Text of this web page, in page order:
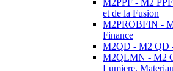
M2PPF - M2
et de la Fusion
M2PROBFIN -
Finance
M2QD - M2 QD
M2QLMN - M2
Lumiere,